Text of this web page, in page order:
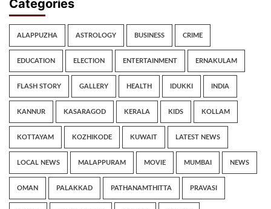
Categories
ALAPPUZHA ASTROLOGY BUSINESS CRIME
EDUCATION ELECTION ENTERTAINMENT ERNAKULAM
FLASH STORY GALLERY HEALTH IDUKKI INDIA
KANNUR KASARAGOD KERALA KIDS KOLLAM
KOTTAYAM KOZHIKODE KUWAIT LATEST NEWS
LOCAL NEWS MALAPPURAM MOVIE MUMBAI NEWS
OMAN PALAKKAD PATHANAMTHITTA PRAVASI